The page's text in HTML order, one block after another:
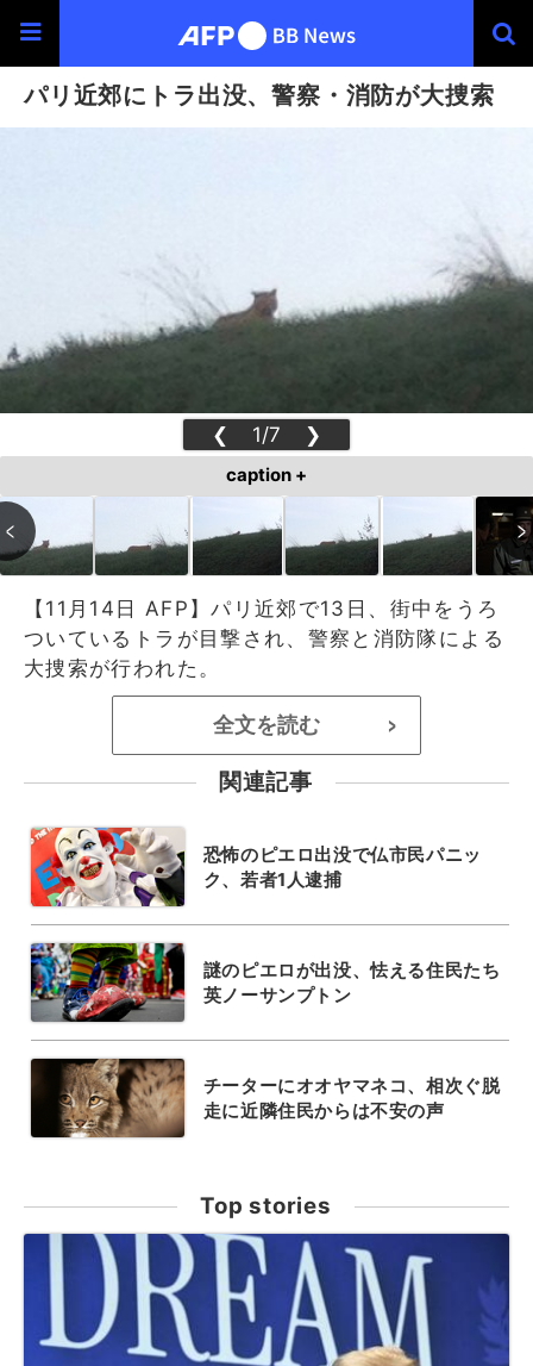
パリ近郊にトラ出没、警察・消防が大捜索
❮ 1/7 ❯
caption +
【11月14日 AFP】パリ近郊で13日、街中をうろ
ついているトラが目撃され、警察と消防隊による
大捜索が行われた。
全文を読む >
関連記事
恐怖のピエロ出没で仏市民パニッ
ク、若者1人逮捕
謎のピエロが出没、怯える住民たち
英ノーサンプトン
チーターにオオヤマネコ、相次ぐ脱
走に近隣住民からは不安の声
Top stories